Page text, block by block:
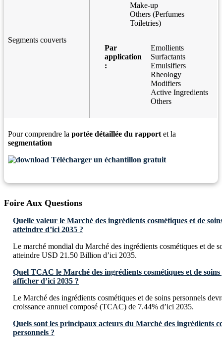
Segments couverts
Make-up
Others (Perfumes
Toiletries)
Par
application
:
Emollients
Surfactants
Emulsifiers
Rheology
Modifiers
Active Ingredients
Others
Pour comprendre la portée détaillée du rapport et la
segmentation
Télécharger un échantillon gratuit
Foire Aux Questions
Quelle valeur le Marché des ingrédients cosmétiques et de
atteindre d’ici 2035 ?
Le marché mondial du Marché des ingrédients cosmétiques et de
atteindre USD 21.50 Billion d’ici 2035.
Quel TCAC le Marché des ingrédients cosmétiques et de
afficher d’ici 2035 ?
Le Marché des ingrédients cosmétiques et de soins personnels
croissance annuel composé (TCAC) de 7.44% d’ici 2035.
Quels sont les principaux acteurs du Marché des ingrédients
personnels ?